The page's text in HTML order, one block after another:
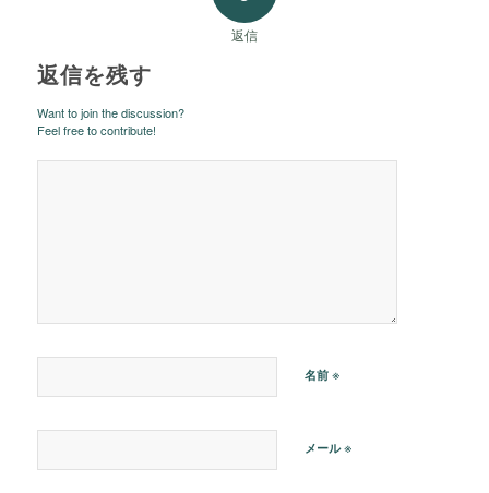
返信
返信を残す
Want to join the discussion?
Feel free to contribute!
名前 ※
メール※